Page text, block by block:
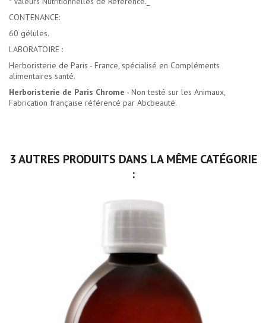
CONTENANCE:
60 gélules.
LABORATOIRE :
Herboristerie de Paris - France, spécialisé en Compléments
alimentaires santé.
Herboristerie de Paris Chrome - Non testé sur les Animaux,
Fabrication française référencé par Abcbeauté.
3 AUTRES PRODUITS DANS LA MÊME CATÉGORIE
: